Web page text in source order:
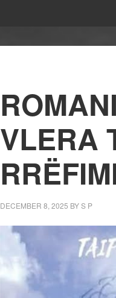
VLERA
DECEMBER 8, 2025 BYS P